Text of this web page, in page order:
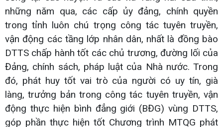
những năm qua, các cấp ủy đảng, chính quyền
trong tỉnh luôn chú trọng công tác tuyên truyền,
vận động các tầng lớp nhân dân, nhất là đồng bào
DTTS chấp hành tốt các chủ trương, đường lối của
Đảng, chính sách, pháp luật của Nhà nước. Trong
đó, phát huy tốt vai trò của người có uy tín, già
làng, trưởng bản trong công tác tuyên truyền, vận
động thực hiện bình đẳng giới (BĐG) vùng DTTS,
góp phần thực hiện tốt Chương trình MTQG phát